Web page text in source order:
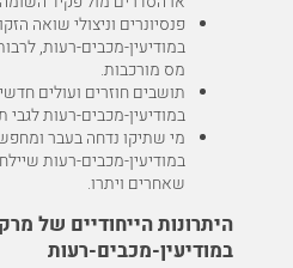
פנסיונרים וניצולי שואה
במודיעין-מכבים-רעות,
מס מורכבות.
תושבים חוזרים ועולים
במודיעין-מכבים-רעות
מי שתיקו נדחה בעבר
במודיעין-מכבים-רעות
שאחרים ויתרו.
היתרונות הייחודיים של
במודיעין-מכבים-רעות